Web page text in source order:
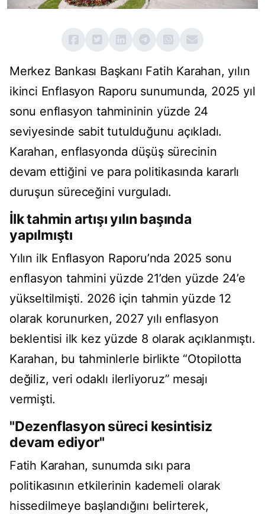
Merkez Bankası Başkanı Fatih Karahan, yılın
ikinci Enflasyon Raporu sunumunda, 2025 yıl
sonu enflasyon tahmininin yüzde 24
seviyesinde sabit tutulduğunu açıkladı.
Karahan, enflasyonda düşüş sürecinin
devam ettiğini ve para politikasında kararlı
duruşun süreceğini vurguladı.
İlk tahmin artışı yılın başında
yapılmıştı
Yılın ilk Enflasyon Raporu’nda 2025 sonu
enflasyon tahmini yüzde 21’den yüzde 24’e
yükseltilmişti. 2026 için tahmin yüzde 12
olarak korunurken, 2027 yılı enflasyon
beklentisi ilk kez yüzde 8 olarak açıklanmıştı.
Karahan, bu tahminlerle birlikte “Otopilotta
değiliz, veri odaklı ilerliyoruz” mesajı
vermişti.
"Dezenflasyon süreci kesintisiz
devam ediyor"
Fatih Karahan, sunumda sıkı para
politikasının etkilerinin kademeli olarak
hissedilmeye başlandığını belirterek,